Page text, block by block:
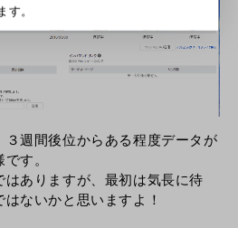
週間後位からある程度データが
す。
ありますが、最初は気長に待
ないかと思いますよ！
す。